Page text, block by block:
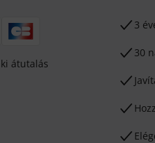
átutalás
3
30